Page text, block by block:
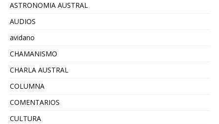
ASTRONOMIA AUSTRAL
AUDIOS
avidano
CHAMANISMO
CHARLA AUSTRAL
COLUMNA
COMENTARIOS
CULTURA